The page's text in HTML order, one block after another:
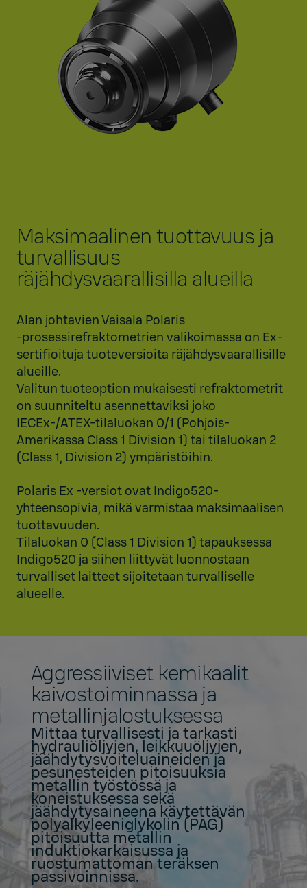
Maksimaalinen tuottavuus ja
turvallisuus
räjähdysvaarallisilla alueilla
Alan johtavien Vaisala Polaris
‑prosessirefraktometrien valikoimassa on Ex-
sertifioituja tuoteversioita räjähdysvaarallisille
alueille.
Valitun tuoteoption mukaisesti refraktometrit
on suunniteltu asennettaviksi joko
IECEx-/ATEX-tilaluokan 0/1 (Pohjois-
Amerikassa Class 1 Division 1) tai tilaluokan 2
(Class 1, Division 2) ympäristöihin.
Polaris Ex ‑versiot ovat Indigo520-
yhteensopivia, mikä varmistaa maksimaalisen
tuottavuuden.
Tilaluokan 0 (Class 1 Division 1) tapauksessa
Indigo520 ja siihen liittyvät luonnostaan
turvalliset laitteet sijoitetaan turvalliselle
alueelle.
Aggressiiviset kemikaalit
kaivostoiminnassa ja
metallinjalostuksessa
Mittaa turvallisesti ja tarkasti
hydrauliöljyjen, leikkuuöljyjen,
jäähdytysvoiteluaineiden ja
pesunesteiden pitoisuuksia
metallin työstössä ja
koneistuksessa sekä
jäähdytysaineena käytettävän
polyalkyleeniglykolin (PAG)
pitoisuutta metallin
induktiokarkaisussa ja
ruostumattoman teräksen
passivoinnissa.